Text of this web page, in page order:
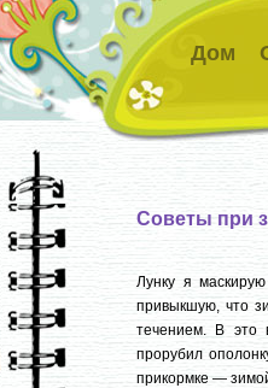
Дом
Советы при
Лунку я
привыкшую, что
течением. В это
прорубил
прикормке —